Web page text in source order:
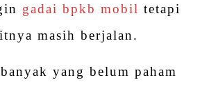
gadai bpkb mobil tetapi
masih berjalan.
yang belum paham